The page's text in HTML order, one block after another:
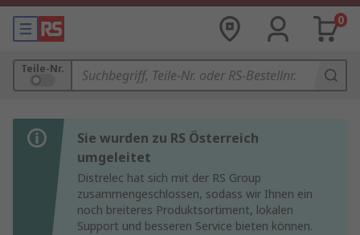
0
Teile-Nr.
Sie wurden zu RS Österreich
umgeleitet
Distrelec hat sich mit der RS Group
zusammengeschlossen, sodass wir Ihnen ein
noch breiteres Produktsortiment, lokalen
Support und besseren Service bieten können.